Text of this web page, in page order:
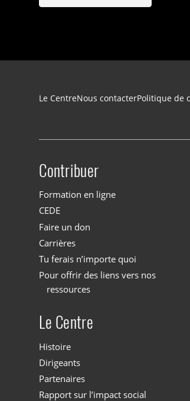
Navigation du
Le CentreNous contacterPolitique de
Site menu
Contribuer
Formation en ligne
CEDE
Faire un don
Carrières
Tu ferais n’importe quoi
Pour offrir des liens vers nos
ressources
Le Centre
Histoire
Dirigeants
Partenaires
Rapport sur l’impact social